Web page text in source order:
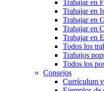
Trabajar en
Trabajar en
Trabajar en
Trabajar en
Trabajar en
Todos los
Trabajos
Todos los
Consejos
Currículum